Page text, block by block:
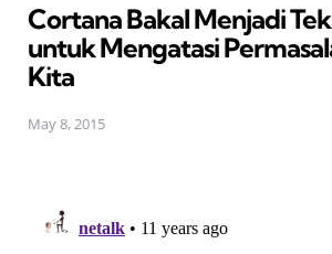
Cortana Bakal Menjadi
untuk Mengatasi
Kita
May 8, 2015